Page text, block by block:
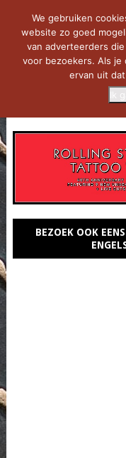
BEZOEK OOK
We gebruiken
website zo goed
van adverteerders
voor bezoekers. Als
ervan uit
Ik